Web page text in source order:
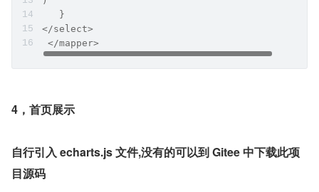
   }
</select>
</mapper>
4，首页展示
自行引入 echarts.js 文件,没有的可以到 Gitee 中下载此项
目源码